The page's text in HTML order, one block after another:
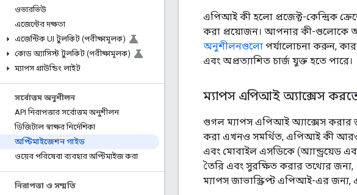
ওভারভিউ
এজেন্টের দক্ষতা
এজেন্টিক UI টুলকিট (পরীক্ষামূলক)
কোড অ্যাসিস্ট টুলকিট (পরীক্ষামূলক)
ম্যাপস গ্রাউন্ডিং লাইট
সর্বোত্তম অনুশীলন
API নিরাপত্তার সর্বোত্তম অনুশীলন
ডিজিটাল স্বাক্ষর নির্দেশিকা
অপ্টিমাইজেশন গাইড
ওয়েব পরিষেবা ব্যবহার অপ্টিমাইজ করা
নিরাপত্তা ও সম্মতি
এপিআই কী হলো প্রজেক্ট-কেন্দ্রিক
করা প্রয়োজন। আপনার কী-গুলোকে
অনুশীলনগুলো পর্যালোচনা করুন,
এবং অপ্রত্যাশিত চার্জ যুক্ত হতে পারে।
ম্যাপস এপিআই অ্যাক্সেস
গুগল ম্যাপস এপিআই অ্যাক্সেস করার
করা এখনও সমর্থিত, এপিআই কী আরও
এবং মোবাইল এসডিকে (অ্যান্ড্রয়েড
তৈরি এবং সুরক্ষিত করার তথ্যের
ম্যাপস জাভাস্ক্রিপ্ট এপিআই-এর জন্য,